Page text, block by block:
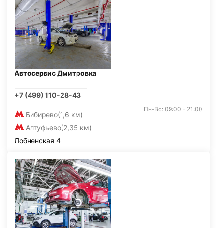
Автосервис Дмитровка
+7 (499) 110-28-43
Бибирево(1,6 км)
Алтуфьево(2,35 км)
Пн-Вс: 09:00 - 21:00
Лобненская 4